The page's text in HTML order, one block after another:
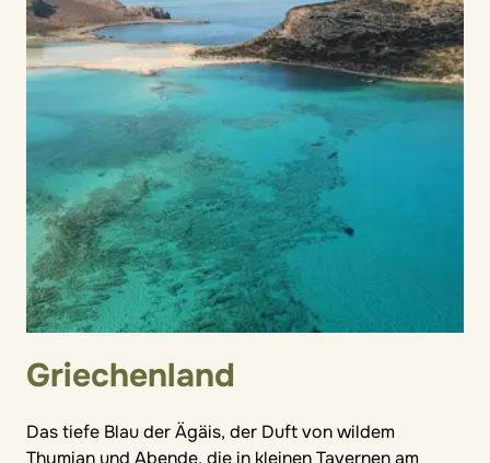
Griechenland
Das tiefe Blau der Ägäis, der Duft von wildem
Thymian und Abende, die in kleinen Tavernen am